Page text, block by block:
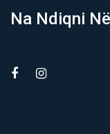
Na Ndiqni